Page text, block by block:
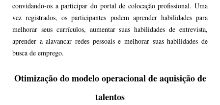
convidando-os a participar do portal de colocação profissional. Uma
vez registrados, os participantes podem aprender habilidades para
melhorar seus currículos, aumentar suas habilidades de entrevista,
aprender a alavancar redes pessoais e melhorar suas habilidades de
busca de emprego.
Otimização do modelo operacional de aquisição de
talentos